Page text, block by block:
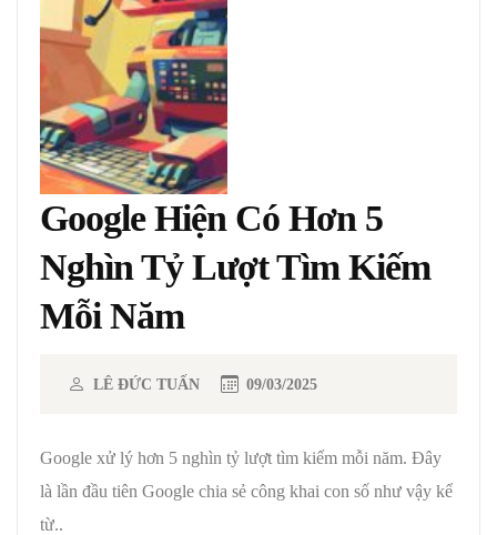
Google Hiện Có Hơn 5
Nghìn Tỷ Lượt Tìm Kiếm
Mỗi Năm
LÊ ĐỨC TUẤN 09/03/2025
Google xử lý hơn 5 nghìn tỷ lượt tìm kiếm mỗi năm. Đây
là lần đầu tiên Google chia sẻ công khai con số như vậy kể
từ..